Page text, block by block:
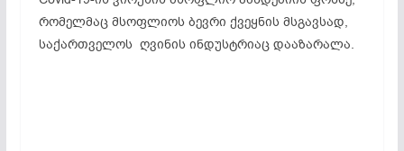
რომელმაც მსოფლიოს ბევრი ქვეყნის მსგავსად,
საქართველოს ღვინის ინდუსტრიაც დააზარალა.